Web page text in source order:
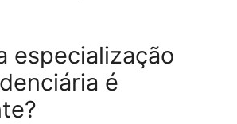
especialização
é